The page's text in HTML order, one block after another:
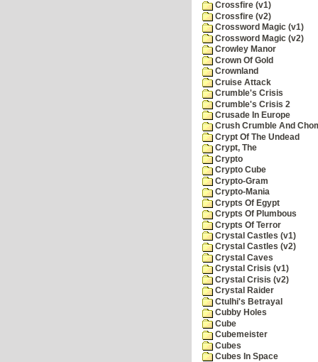
Crossfire (v1)
Crossfire (v2)
Crossword Magic (v1)
Crossword Magic (v2)
Crowley Manor
Crown Of Gold
Crownland
Cruise Attack
Crumble's Crisis
Crumble's Crisis 2
Crusade In Europe
Crush Crumble And
Crypt Of The Undead
Crypt, The
Crypto
Crypto Cube
Crypto-Gram
Crypto-Mania
Crypts Of Egypt
Crypts Of Plumbous
Crypts Of Terror
Crystal Castles (v1)
Crystal Castles (v2)
Crystal Caves
Crystal Crisis (v1)
Crystal Crisis (v2)
Crystal Raider
Ctulhi's Betrayal
Cubby Holes
Cube
Cubemeister
Cubes
Cubes In Space